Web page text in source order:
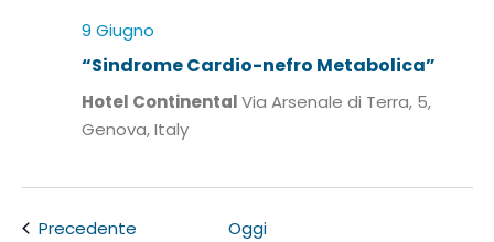
9 Giugno
“Sindrome Cardio-nefro Metabolica”
Hotel ContinentalVia Arsenale di Terra, 5,
Genova, Italy
PrecedenteEventi Oggi